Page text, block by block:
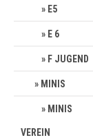
E5
E 6
F JUGEND
MINIS
MINIS
VEREIN